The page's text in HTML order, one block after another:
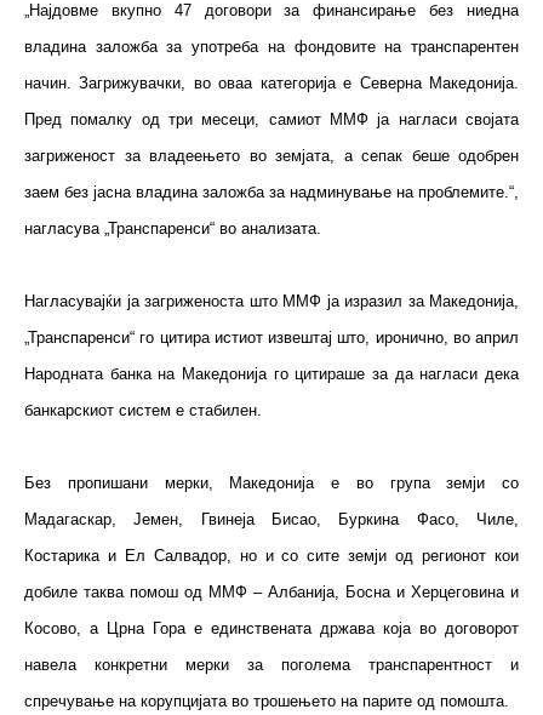
„Најдовме вкупно 47 договори за финансирање без ниедна
владина заложба за употреба на фондовите на транспарентен
начин. Загрижувачки, во оваа категорија е Северна Македонија.
Пред помалку од три месеци, самиот ММФ ја нагласи својата
загриженост за владеењето во земјата, а сепак беше одобрен
заем без јасна владина заложба за надминување на проблемите.“,
нагласува „Транспаренси“ во анализата.
Нагласувајќи ја загриженоста што ММФ ја изразил за Македонија,
„Транспаренси“ го цитира истиот извештај што, иронично, во април
Народната банка на Македонија го цитираше за да нагласи дека
банкарскиот систем е стабилен.
Без пропишани мерки, Македонија е во група земји со
Мадагаскар, Јемен, Гвинеја Бисао, Буркина Фасо, Чиле,
Костарика и Ел Салвадор, но и со сите земји од регионот кои
добиле таква помош од ММФ – Албанија, Босна и Херцеговина и
Косово, а Црна Гора е единствената држава која во договорот
навела конкретни мерки за поголема транспарентност и
спречување на корупцијата во трошењето на парите од помошта.